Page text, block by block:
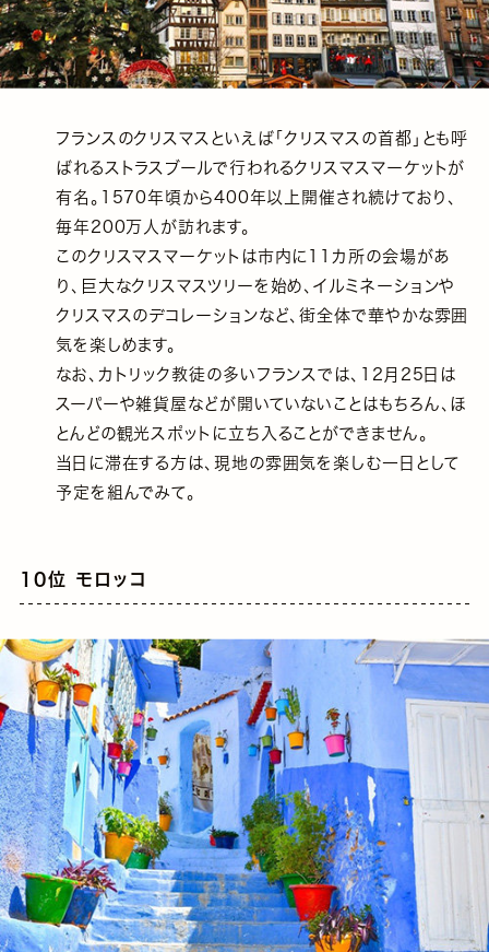
フランスのクリスマスといえば「クリスマスの首都」とも呼
ばれるストラスブールで行われるクリスマスマーケットが
有名。1570年頃から400年以上開催され続けており、
毎年200万人が訪れます。
このクリスマスマーケットは市内に11カ所の会場があ
り、巨大なクリスマスツリーを始め、イルミネーションや
クリスマスのデコレーションなど、街全体で華やかな雰囲
気を楽しめます。
なお、カトリック教徒の多いフランスでは、12月25日は
スーパーや雑貨屋などが開いていないことはもちろん、ほ
とんどの観光スポットに立ち入ることができません。
当日に滞在する方は、現地の雰囲気を楽しむ一日として
予定を組んでみて。
10位 モロッコ